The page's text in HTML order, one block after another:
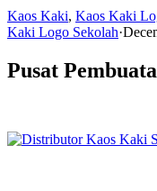
Kaos Kaki, Kaos Kaki
Kaki Logo Sekolah·
Pusat